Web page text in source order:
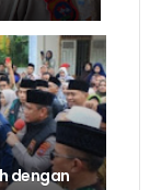
dengan